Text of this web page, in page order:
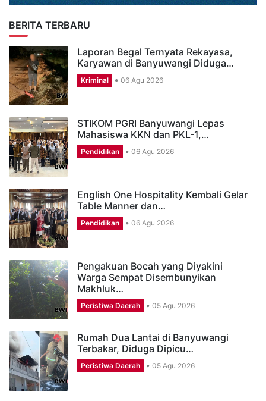
BERITA TERBARU
Laporan Begal Ternyata Rekayasa,
Karyawan di Banyuwangi Diduga…
Kriminal 06 Agu 2026
STIKOM PGRI Banyuwangi Lepas
Mahasiswa KKN dan PKL-1,…
Pendidikan 06 Agu 2026
English One Hospitality Kembali Gelar
Table Manner dan…
Pendidikan 06 Agu 2026
Pengakuan Bocah yang Diyakini
Warga Sempat Disembunyikan
Makhluk…
Peristiwa Daerah 05 Agu 2026
Rumah Dua Lantai di Banyuwangi
Terbakar, Diduga Dipicu…
Peristiwa Daerah 05 Agu 2026